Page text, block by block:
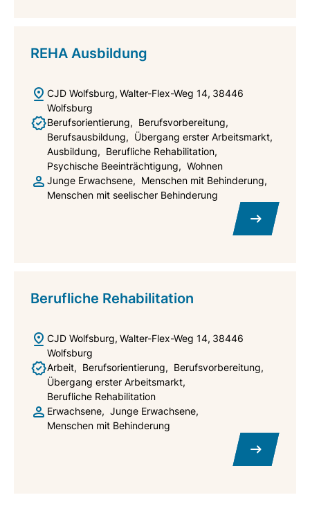
REHA Ausbildung
CJD Wolfsburg Walter-Flex-Weg 14 38446
Wolfsburg
Berufsorientierung
Berufsvorbereitung
Berufsausbildung
Übergang erster Arbeitsmarkt
Ausbildung
Berufliche Rehabilitation
Psychische Beeinträchtigung
Wohnen
Junge Erwachsene
Menschen mit Behinderung
Menschen mit seelischer Behinderung
Berufliche Rehabilitation
CJD Wolfsburg Walter-Flex-Weg 14 38446
Wolfsburg
Arbeit
Berufsorientierung
Berufsvorbereitung
Übergang erster Arbeitsmarkt
Berufliche Rehabilitation
Erwachsene
Junge Erwachsene
Menschen mit Behinderung